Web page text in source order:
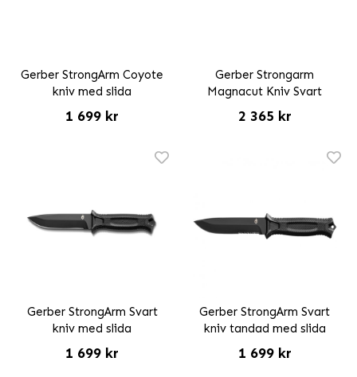
Gerber StrongArm Coyote
kniv med slida
1 699 kr
Gerber Strongarm
Magnacut Kniv Svart
2 365 kr
Gerber StrongArm Svart
kniv med slida
1 699 kr
Gerber StrongArm Svart
kniv tandad med slida
1 699 kr